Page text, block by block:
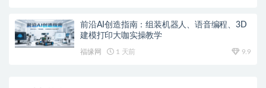
前沿AI创造指南：组装机器人、语音编程、3D
建模打印大咖实操教学
福缘网 1 天前 9.9